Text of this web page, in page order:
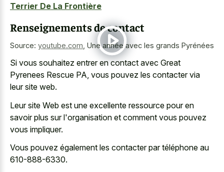
Terrier De La Frontière
Renseignements de contact
Source: youtube.com Une année avec les grands Pyrénées
Si vous souhaitez entrer en contact avec Great
Pyrenees Rescue PA, vous pouvez les contacter via
leur site web.
Leursite Web est une excellente ressource pour en
savoir plus sur l'organisation et comment vous pouvez
vous impliquer.
Vous pouvez également les contacter par téléphone au
610-888-6330.